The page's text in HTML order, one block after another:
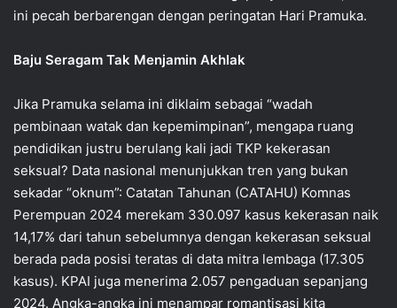
ini pecah berbarengan dengan peringatan Hari Pramuka.
Baju Seragam Tak Menjamin Akhlak
‎Jika Pramuka selama ini diklaim sebagai “wadah
pembinaan watak dan kepemimpinan”, mengapa ruang
pendidikan justru berulang kali jadi TKP kekerasan
seksual? Data nasional menunjukkan tren yang bukan
sekadar “oknum”: Catatan Tahunan (CATAHU) Komnas
Perempuan 2024 merekam 330.097 kasus kekerasan naik
14,17% dari tahun sebelumnya dengan kekerasan seksual
berada pada posisi teratas di data mitra lembaga (17.305
kasus). KPAI juga menerima 2.057 pengaduan sepanjang
2024. Angka-angka ini menampar romantisasi kita